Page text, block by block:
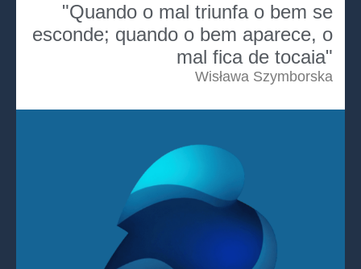
"Quando o mal triunfa o bem se
esconde; quando o bem aparece, o
mal fica de tocaia"
Wisława Szymborska